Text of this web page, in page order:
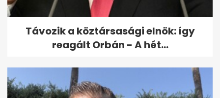
Távozik a köztársasági elnök: így
reagált Orbán - A hét...